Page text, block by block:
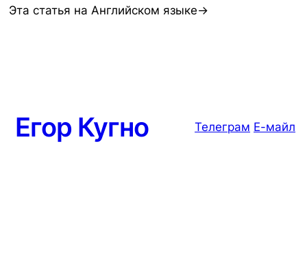
Эта статья на Английском языке→
Егор Кугно Телеграм Е-майл